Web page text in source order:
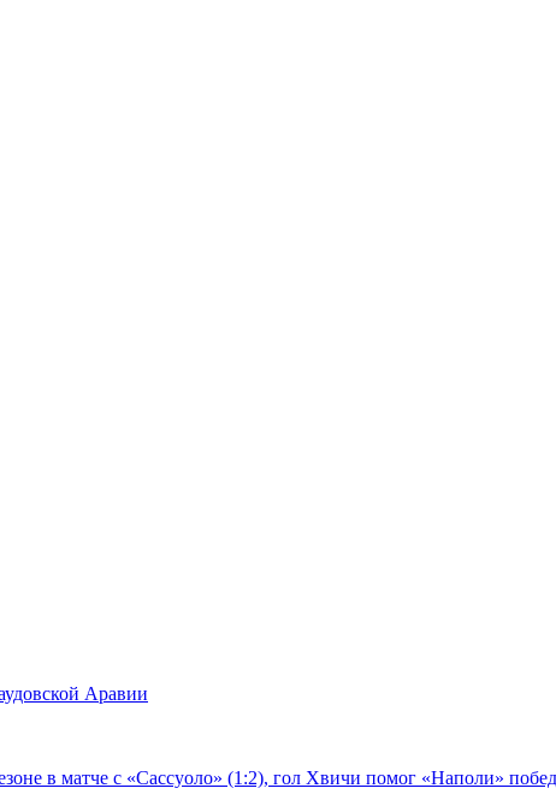
Аравии
в матче с «Сассуоло» (1:2), гол Хвичи помог «Наполи»